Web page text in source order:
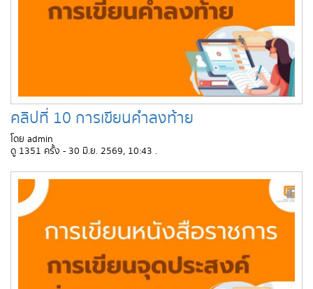
คลิปที่ 10 การเขียนคำลงท้าย
โดย admin
ดู 1351 ครั้ง - 30 มิ.ย. 2569, 10:43 .